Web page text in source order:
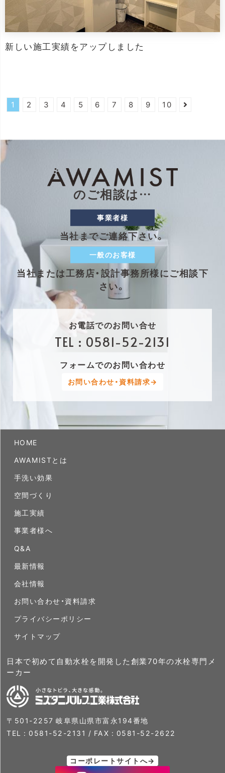
新しい施工実績をアップしました
1 2 3 4 5 6 7 8 9 10
のご相談は…
事業者様
当社までご連絡下さい。
一般のお客様
当社または工務店・設計事務所様にご相談下
さい。
お電話でのお問い合せ
TEL : 0581-52-2131
フォームでのお問い合わせ
お問い合わせ・資料請求→
HOME
AWAMISTとは
手洗い効果
空間づくり
施工実績
事業者様へ
Q&A
最新情報
会社情報
お問い合わせ・資料請求
プライバシーポリシー
サイトマップ
日本で初めて自動水栓を開発した創業70年の水栓専門メ
ーカー
〒501-2257 岐阜県山県市富永194番地
TEL : 0581-52-2131 / FAX : 0581-52-2622
コーポレートサイトへ→